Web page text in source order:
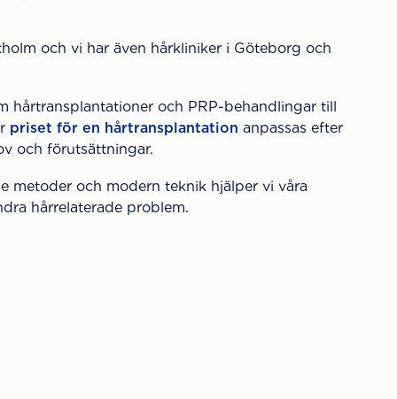
och vi har även hårkliniker i Göteborg och
hårtransplantationer och PRP-behandlingar till
priset för en hårtransplantation anpassas efter
och förutsättningar.
metoder och modern teknik hjälper vi våra
hårrelaterade problem.